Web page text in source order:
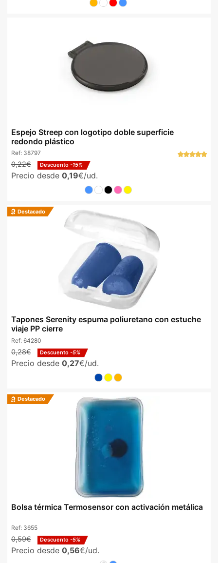
Espejo Streep con logotipo doble superficie
redondo plástico
Ref: 38797
0,22€ Descuento -15%
Precio desde 0,19€/ud.
Destacado
Tapones Serenity espuma poliuretano con estuche
viaje PP cierre
Ref: 64280
0,28€ Descuento -5%
Precio desde 0,27€/ud.
Destacado
Bolsa térmica Termosensor con activación metálica
Ref: 3655
0,59€ Descuento -5%
Precio desde 0,56€/ud.